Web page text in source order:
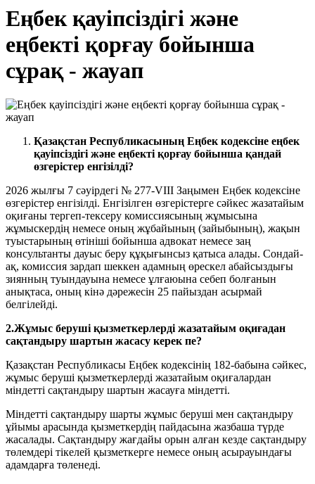
Еңбек қауіпсіздігі және
еңбекті қорғау бойынша
сұрақ - жауап
Қазақстан Республикасының Еңбек кодексіне еңбек
қауіпсіздігі және еңбекті қорғау бойынша қандай
өзгерістер енгізілді?
2026 жылғы 7 сәуірдегі № 277-VIII Заңымен Еңбек кодексіне
өзгерістер енгізілді. Енгізілген өзгерістерге сәйкес жазатайым
оқиғаны тергеп-тексеру комиссиясының жұмысына
жұмыскердің немесе оның жұбайының (зайыбының), жақын
туыстарының өтініші бойынша адвокат немесе заң
консультанты дауыс беру құқығынсыз қатыса алады. Сондай-
ақ, комиссия зардап шеккен адамның өрескел абайсыздығы
зиянның туындауына немесе ұлғаюына себеп болғанын
анықтаса, оның кінә дәрежесін 25 пайыздан асырмай
белгілейді.
2.Жұмыс беруші қызметкерлерді жазатайым оқиғадан
сақтандыру шартын жасасу керек пе?
Қазақстан Республикасы Еңбек кодексінің 182-бабына сәйкес,
жұмыс беруші қызметкерлерді жазатайым оқиғалардан
міндетті сақтандыру шартын жасауға міндетті.
Міндетті сақтандыру шарты жұмыс беруші мен сақтандыру
ұйымы арасында қызметкердің пайдасына жазбаша түрде
жасалады. Сақтандыру жағдайы орын алған кезде сақтандыру
төлемдері тікелей қызметкерге немесе оның асырауындағы
адамдарға төленеді.